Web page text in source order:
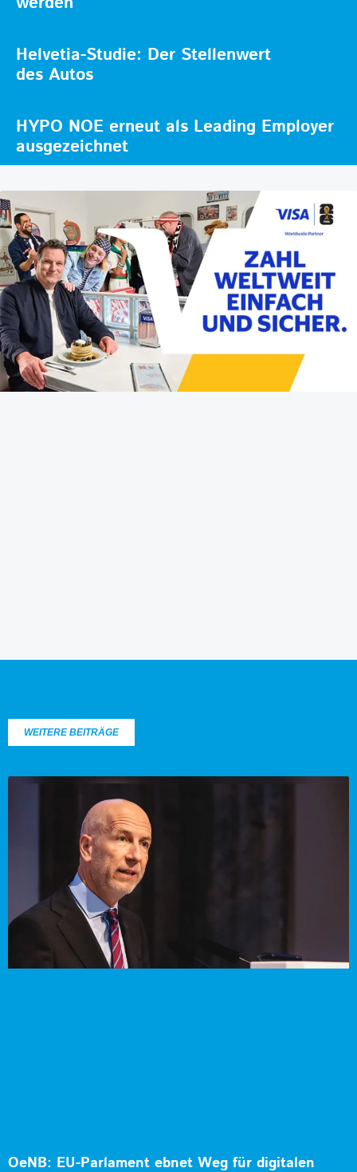
Helvetia-Studie: Der Stellenwert
des Autos
HYPO NOE erneut als Leading Employer
ausgezeichnet
WEITERE BEITRÄGE
OeNB: EU-Parlament ebnet Weg für digitalen